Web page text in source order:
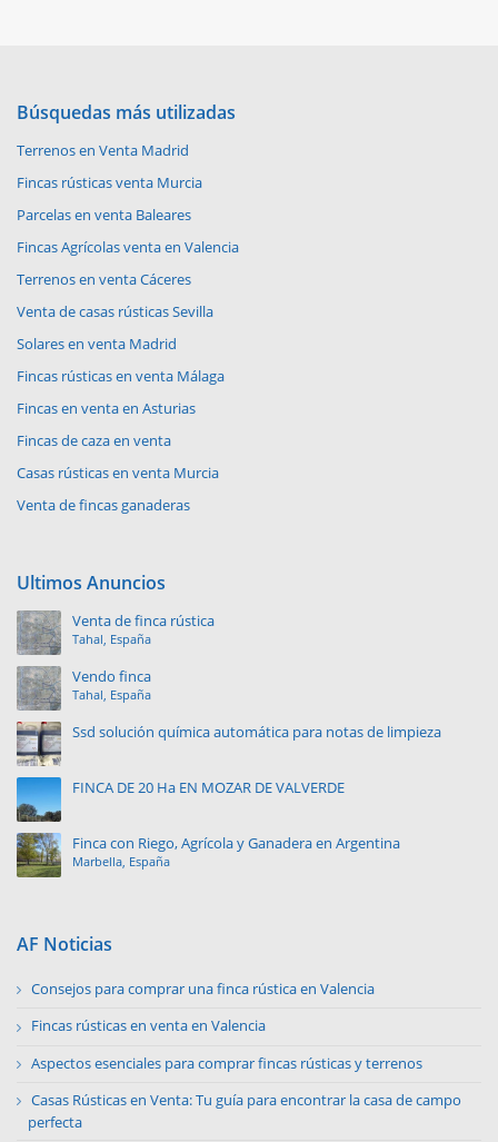
Búsquedas más utilizadas
Terrenos en Venta Madrid
Fincas rústicas venta Murcia
Parcelas en venta Baleares
Fincas Agrícolas venta en Valencia
Terrenos en venta Cáceres
Venta de casas rústicas Sevilla
Solares en venta Madrid
Fincas rústicas en venta Málaga
Fincas en venta en Asturias
Fincas de caza en venta
Casas rústicas en venta Murcia
Venta de fincas ganaderas
Ultimos Anuncios
Venta de finca rústica
Tahal, España
Vendo finca
Tahal, España
Ssd solución química automática para notas de limpieza
FINCA DE 20 Ha EN MOZAR DE VALVERDE
Finca con Riego, Agrícola y Ganadera en Argentina
Marbella, España
AF Noticias
Consejos para comprar una finca rústica en Valencia
Fincas rústicas en venta en Valencia
Aspectos esenciales para comprar fincas rústicas y terrenos
Casas Rústicas en Venta: Tu guía para encontrar la casa de campo
perfecta